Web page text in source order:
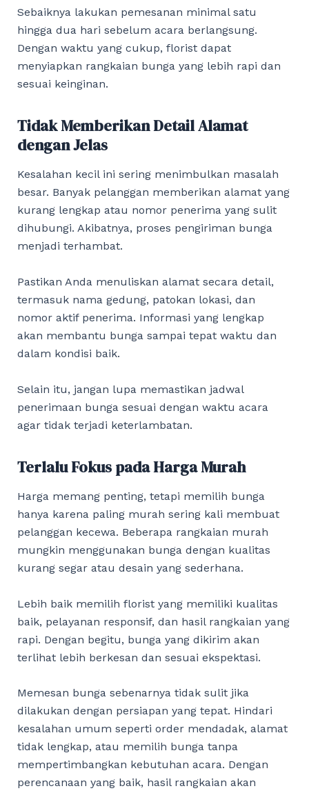
Sebaiknya lakukan pemesanan minimal satu
hingga dua hari sebelum acara berlangsung.
Dengan waktu yang cukup, florist dapat
menyiapkan rangkaian bunga yang lebih rapi dan
sesuai keinginan.
Tidak Memberikan Detail Alamat
dengan Jelas
Kesalahan kecil ini sering menimbulkan masalah
besar. Banyak pelanggan memberikan alamat yang
kurang lengkap atau nomor penerima yang sulit
dihubungi. Akibatnya, proses pengiriman bunga
menjadi terhambat.
Pastikan Anda menuliskan alamat secara detail,
termasuk nama gedung, patokan lokasi, dan
nomor aktif penerima. Informasi yang lengkap
akan membantu bunga sampai tepat waktu dan
dalam kondisi baik.
Selain itu, jangan lupa memastikan jadwal
penerimaan bunga sesuai dengan waktu acara
agar tidak terjadi keterlambatan.
Terlalu Fokus pada Harga Murah
Harga memang penting, tetapi memilih bunga
hanya karena paling murah sering kali membuat
pelanggan kecewa. Beberapa rangkaian murah
mungkin menggunakan bunga dengan kualitas
kurang segar atau desain yang sederhana.
Lebih baik memilih florist yang memiliki kualitas
baik, pelayanan responsif, dan hasil rangkaian yang
rapi. Dengan begitu, bunga yang dikirim akan
terlihat lebih berkesan dan sesuai ekspektasi.
Memesan bunga sebenarnya tidak sulit jika
dilakukan dengan persiapan yang tepat. Hindari
kesalahan umum seperti order mendadak, alamat
tidak lengkap, atau memilih bunga tanpa
mempertimbangkan kebutuhan acara. Dengan
perencanaan yang baik, hasil rangkaian akan